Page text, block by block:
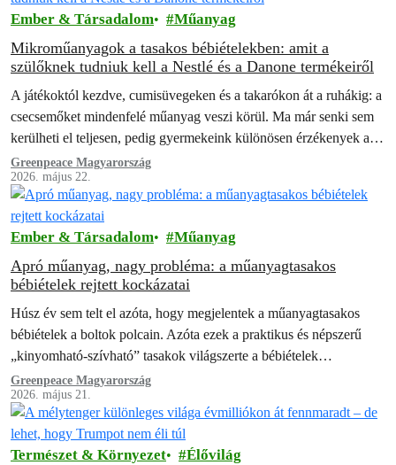
Ember & Társadalom Műanyag
Mikroműanyagok a tasakos bébiételekben: amit a
szülőknek tudniuk kell a Nestlé és a Danone termékeiről
A játékoktól kezdve, cumisüvegeken és a takarókon át a ruhákig: a
csecsemőket mindenfelé műanyag veszi körül. Ma már senki sem
kerülheti el teljesen, pedig gyermekeink különösen érzékenyek a
lehetséges káros…
Greenpeace Magyarország
2026. május 22.
Ember & Társadalom Műanyag
Apró műanyag, nagy probléma: a műanyagtasakos
bébiételek rejtett kockázatai
Húsz év sem telt el azóta, hogy megjelentek a műanyagtasakos
bébiételek a boltok polcain. Azóta ezek a praktikus és népszerű
„kinyomható-szívható” tasakok világszerte a bébiételek
meghatározó csomagolási formájává váltak, alapjaiban…
Greenpeace Magyarország
2026. május 21.
Természet & Környezet Élővilág